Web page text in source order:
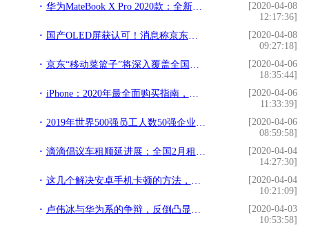
华为MateBook X Pro 2020款：全新配色+3K屏+多屏协同，真香
[2020-04-08
12:17:36]
国产OLED屏获认可！消息称京东方将为新iPhone供应屏幕
[2020-04-08
09:27:18]
京东“移动菜篮子”将深入覆盖全国多地市
[2020-04-06
18:35:44]
iPhone：2020年最全面购买指南，哪个最适合你？（下）
[2020-04-06
11:33:39]
2019年世界500强员工人数50强企业排行榜
[2020-04-06
08:59:58]
滴滴倡议车租顺延进展：全国2月租金顺延在行动
[2020-04-04
14:27:30]
这几个解决安卓手机卡顿的方法，让你的手机变飞快
[2020-04-04
10:21:09]
卢伟冰与华为系的争辩，反倒凸显出OPPO、一加、魅族的厚道风范
[2020-04-03
10:53:58]